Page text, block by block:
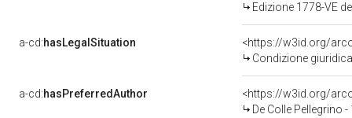
Edizione 1778-VE
a-cd:hasLegalSituation
<https://w3id.org/
Condizione
a-cd:hasPreferredAuthor
<https://w3id.org/
De Colle Pellegrino